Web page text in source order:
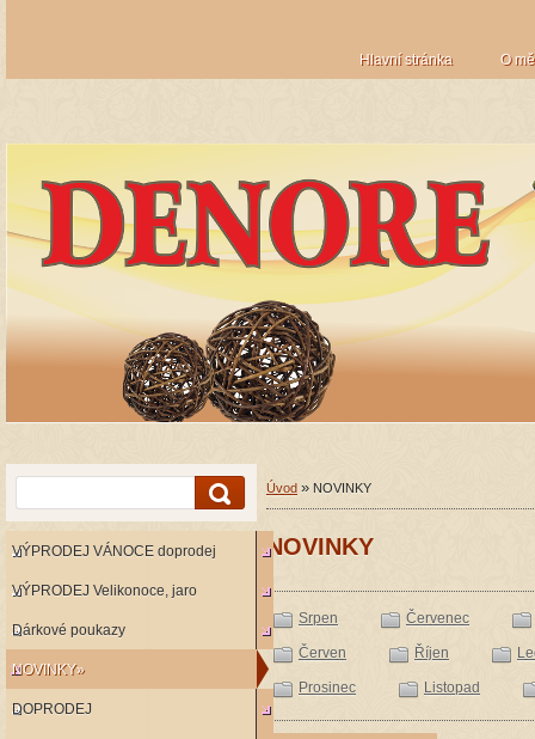
Hlavní stránka O mě
VÝPRODEJ VÁNOCE doprodej
VÝPRODEJ Velikonoce, jaro
Dárkové poukazy
NOVINKY»
DOPRODEJ
Úvod » NOVINKY
NOVINKY
Srpen Červenec
Červen Říjen
Prosinec Listopad